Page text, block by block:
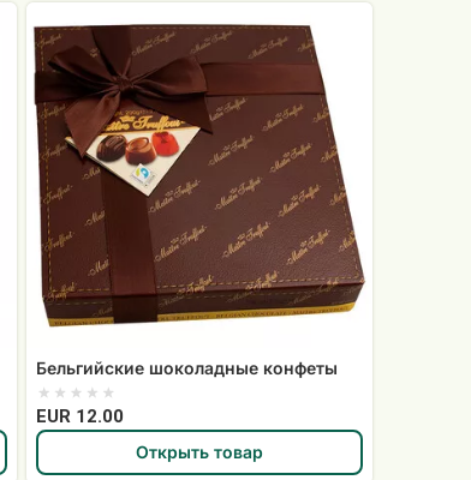
Бельгийские
шоколадные
конфеты
Бельгийские шоколадные конфеты
EUR 12.00
Открыть товар